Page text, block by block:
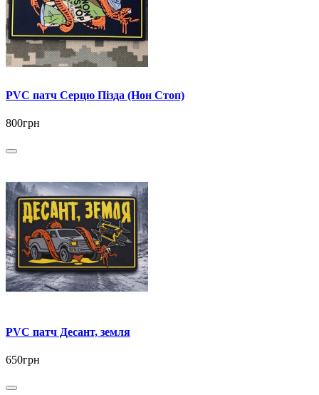
PVC патч Серцю Пізда (Нон Стоп)
800грн
PVC патч Десант, земля
650грн